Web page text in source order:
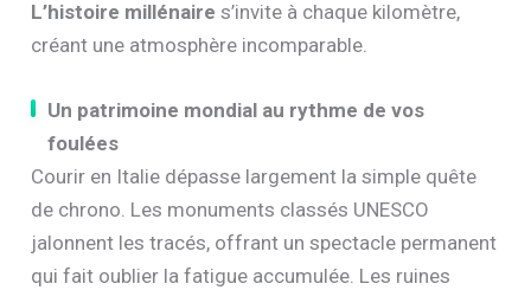
L’histoire millénaire s’invite à chaque kilomètre,
créant une atmosphère incomparable.
Un patrimoine mondial au rythme de vos
foulées
Courir en Italie dépasse largement la simple quête
de chrono. Les monuments classés UNESCO
jalonnent les tracés, offrant un spectacle permanent
qui fait oublier la fatigue accumulée. Les ruines